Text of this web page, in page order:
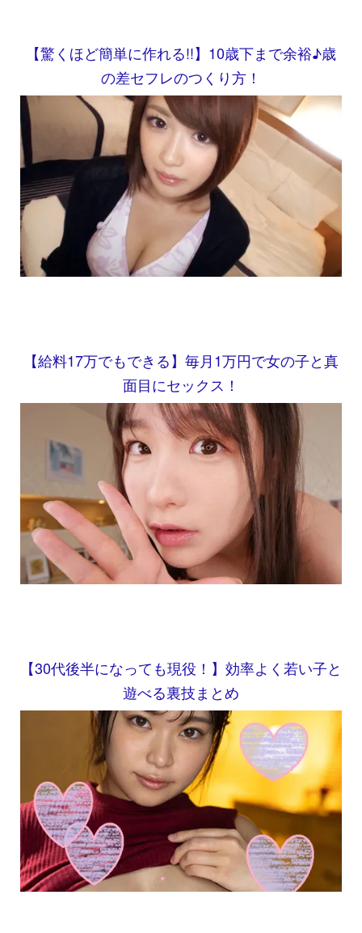
【驚くほど簡単に作れる!!】10歳下まで余裕♪歳
の差セフレのつくり方！
【給料17万でもできる】毎月1万円で女の子と真
面目にセックス！
【30代後半になっても現役！】効率よく若い子と
遊べる裏技まとめ